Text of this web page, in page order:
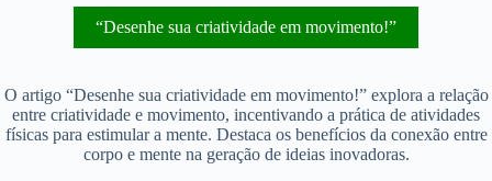
“Desenhe sua criatividade em movimento!”
O artigo “Desenhe sua criatividade em movimento!” explora a relação
entre criatividade e movimento, incentivando a prática de atividades
físicas para estimular a mente. Destaca os benefícios da conexão entre
corpo e mente na geração de ideias inovadoras.